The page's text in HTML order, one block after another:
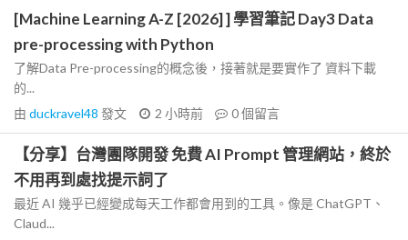
[Machine Learning A-Z [2026] ] 學習筆記 Day3 Data
pre-processing with Python
了解Data Pre-processing的概念後，接著就是要實作了 資料下載
的...
由 duckravel48 發文 2 小時前 0個留言
【分享】台灣團隊開發 免費 AI Prompt 管理網站，終於
不用再到處找提示詞了
最近 AI 幾乎已經變成每天工作都會用到的工具。像是 ChatGPT、
Claud...